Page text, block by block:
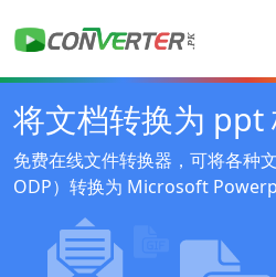
将文档转换为 ppt
免费在线文件转换器，可将各种
ODP）转换为 Microsoft